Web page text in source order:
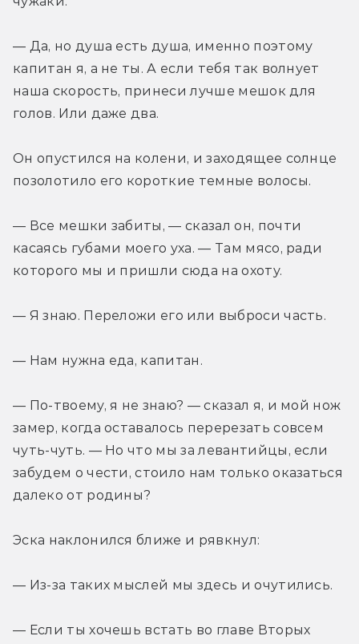
— Да, но душа есть душа, именно поэтому
капитан я, а не ты. А если тебя так волнует
наша скорость, принеси лучше мешок для
голов. Или даже два.
Он опустился на колени, и заходящее солнце
позолотило его короткие темные волосы.
— Все мешки забиты, — сказал он, почти
касаясь губами моего уха. — Там мясо, ради
которого мы и пришли сюда на охоту.
— Я знаю. Переложи его или выброси часть.
— Нам нужна еда, капитан.
— По-твоему, я не знаю? — сказал я, и мой нож
замер, когда оставалось перерезать совсем
чуть-чуть. — Но что мы за левантийцы, если
забудем о чести, стоило нам только оказаться
далеко от родины?
Эска наклонился ближе и рявкнул:
— Из-за таких мыслей мы здесь и очутились.
— Если ты хочешь встать во главе Вторых